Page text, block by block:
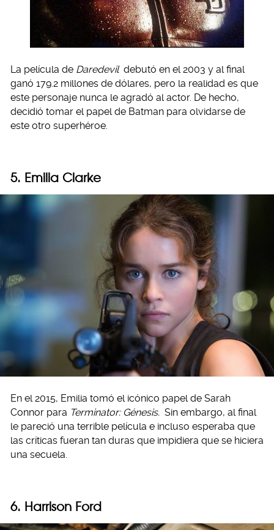
La película de Daredevil debutó en el 2003 y al final
ganó 179.2 millones de dólares, pero la realidad es que
este personaje nunca le agradó al actor. De hecho,
decidió tomar el papel de Batman para olvidarse de
este otro superhéroe.
5. Emilia Clarke
En el 2015, Emilia tomó el icónico papel de Sarah
Connor para Terminator: Génesis. Sin embargo, al final
le pareció una terrible película e incluso esperaba que
las críticas fueran tan duras que impidiera que se hiciera
una secuela.
6. Harrison Ford